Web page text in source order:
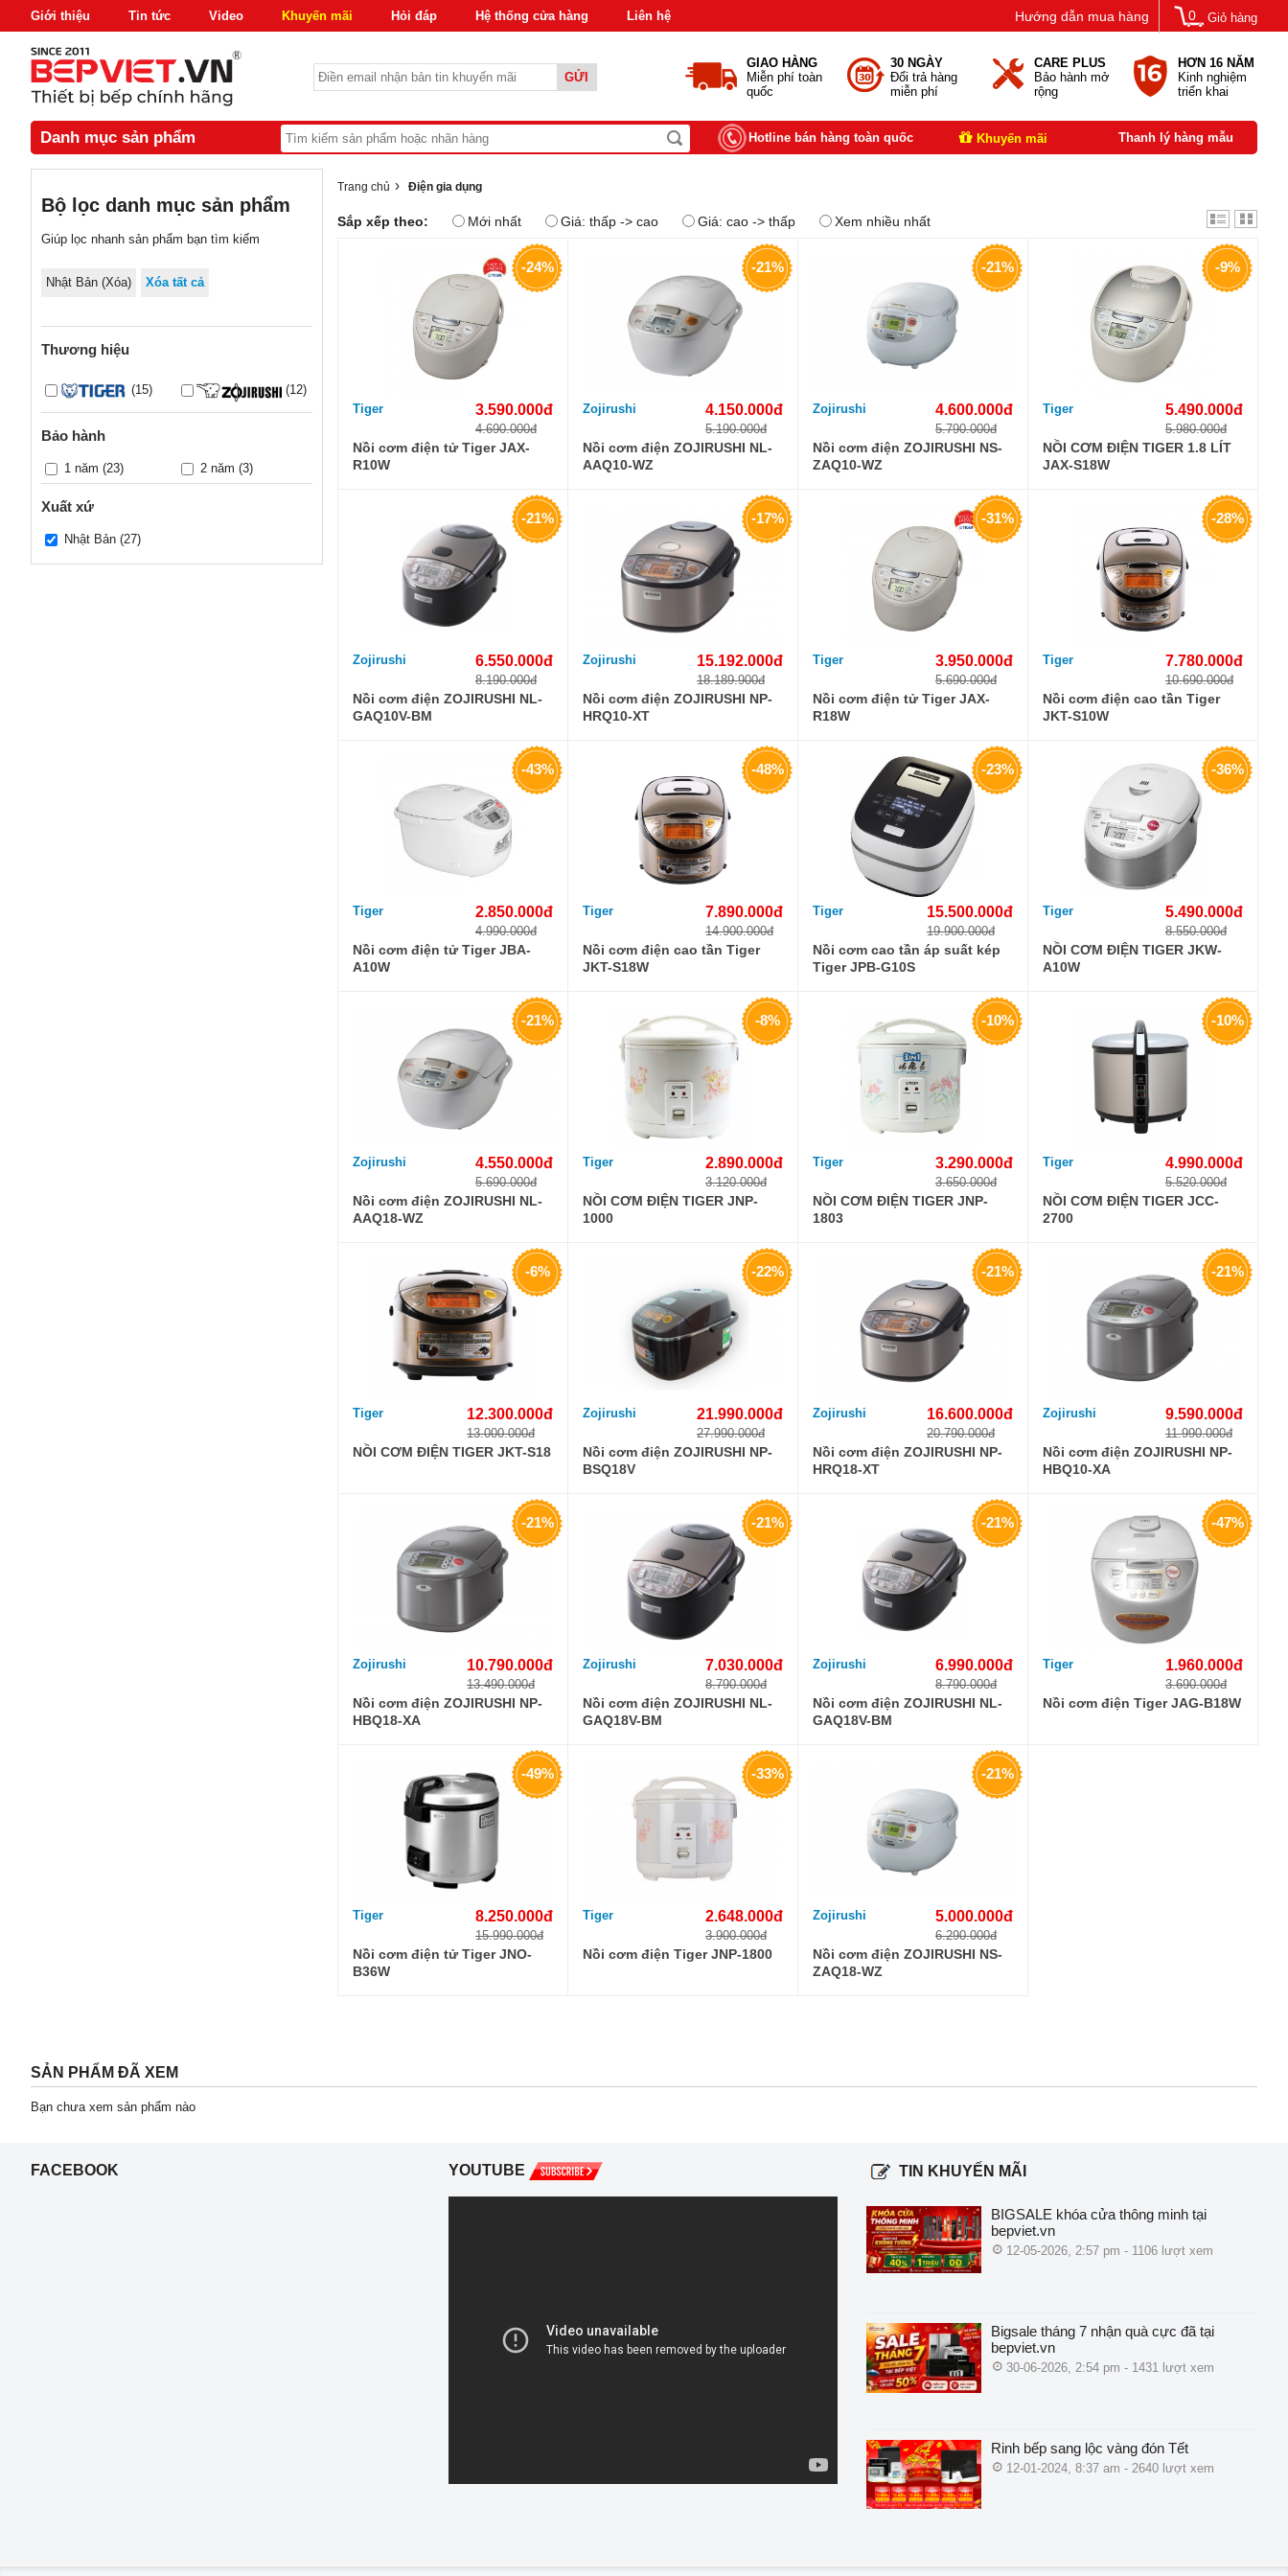
Giới thiệu Tin tức Video Khuyến mãi Hỏi đáp Hệ thống cửa hàng Liên hệ Giỏ hàng
0
Hướng dẫn mua hàng
GỬI
GIAO HÀNG
Miễn phí toàn
quốc
30 NGÀY
Đổi trả hàng
miễn phí
CARE PLUS
Bảo hành mở
rộng
HƠN 16 NĂM
Kinh nghiệm
triển khai
Danh mục sản phẩm Hotline bán hàng toàn quốc Khuyến mãi Thanh lý hàng mẫu
Trang chủ › Điện gia dụng
Sắp xếp theo: Mới nhất Giá: thấp -> cao Giá: cao -> thấp Xem nhiều nhất
-24%
Tiger 3.590.000đ
4.690.000đ
Nồi cơm điện tử Tiger JAX-
R10W
-21%
Zojirushi 4.150.000đ
5.190.000đ
Nồi cơm điện ZOJIRUSHI NL-
AAQ10-WZ
-21%
Zojirushi 4.600.000đ
5.790.000đ
Nồi cơm điện ZOJIRUSHI NS-
ZAQ10-WZ
-9%
Tiger 5.490.000đ
5.980.000đ
NỒI CƠM ĐIỆN TIGER 1.8 LÍT
JAX-S18W
-21%
Zojirushi 6.550.000đ
8.190.000đ
Nồi cơm điện ZOJIRUSHI NL-
GAQ10V-BM
-17%
Zojirushi 15.192.000đ
18.189.900đ
Nồi cơm điện ZOJIRUSHI NP-
HRQ10-XT
-31%
Tiger 3.950.000đ
5.690.000đ
Nồi cơm điện tử Tiger JAX-
R18W
-28%
Tiger 7.780.000đ
10.690.000đ
Nồi cơm điện cao tần Tiger
JKT-S10W
-43%
Tiger 2.850.000đ
4.990.000đ
Nồi cơm điện tử Tiger JBA-
A10W
-48%
Tiger 7.890.000đ
14.900.000đ
Nồi cơm điện cao tần Tiger
JKT-S18W
-23%
Tiger 15.500.000đ
19.900.000đ
Nồi cơm cao tần áp suất kép
Tiger JPB-G10S
-36%
Tiger 5.490.000đ
8.550.000đ
NỒI CƠM ĐIỆN TIGER JKW-
A10W
-21%
Zojirushi 4.550.000đ
5.690.000đ
Nồi cơm điện ZOJIRUSHI NL-
AAQ18-WZ
-8%
Tiger 2.890.000đ
3.120.000đ
NỒI CƠM ĐIỆN TIGER JNP-
1000
-10%
Tiger 3.290.000đ
3.650.000đ
NỒI CƠM ĐIỆN TIGER JNP-
1803
-10%
Tiger 4.990.000đ
5.520.000đ
NỒI CƠM ĐIỆN TIGER JCC-
2700
-6%
Tiger 12.300.000đ
13.000.000đ
NỒI CƠM ĐIỆN TIGER JKT-S18
-22%
Zojirushi 21.990.000đ
27.990.000đ
Nồi cơm điện ZOJIRUSHI NP-
BSQ18V
-21%
Zojirushi 16.600.000đ
20.790.000đ
Nồi cơm điện ZOJIRUSHI NP-
HRQ18-XT
-21%
Zojirushi 9.590.000đ
11.990.000đ
Nồi cơm điện ZOJIRUSHI NP-
HBQ10-XA
-21%
Zojirushi 10.790.000đ
13.490.000đ
Nồi cơm điện ZOJIRUSHI NP-
HBQ18-XA
-21%
Zojirushi 7.030.000đ
8.790.000đ
Nồi cơm điện ZOJIRUSHI NL-
GAQ18V-BM
-21%
Zojirushi 6.990.000đ
8.790.000đ
Nồi cơm điện ZOJIRUSHI NL-
GAQ18V-BM
-47%
Tiger 1.960.000đ
3.690.000đ
Nồi cơm điện Tiger JAG-B18W
-49%
Tiger 8.250.000đ
15.990.000đ
Nồi cơm điện tử Tiger JNO-
B36W
-33%
Tiger 2.648.000đ
3.900.000đ
Nồi cơm điện Tiger JNP-1800
-21%
Zojirushi 5.000.000đ
6.290.000đ
Nồi cơm điện ZOJIRUSHI NS-
ZAQ18-WZ
Bộ lọc danh mục sản phẩm
Giúp lọc nhanh sản phẩm bạn tìm kiếm
Nhật Bản (Xóa) Xóa tất cả
Thương hiệu
(15) (12)
Bảo hành
1 năm (23) 2 năm (3)
Xuất xứ
Nhật Bản (27)
SẢN PHẨM ĐÃ XEM
Bạn chưa xem sản phẩm nào
FACEBOOK YOUTUBE TIN KHUYẾN MÃI
BIGSALE khóa cửa thông minh tại
bepviet.vn
12-05-2026, 2:57 pm - 1106 lượt xem
Bigsale tháng 7 nhận quà cực đã tại
bepviet.vn
30-06-2026, 2:54 pm - 1431 lượt xem
Rinh bếp sang lộc vàng đón Tết
12-01-2024, 8:37 am - 2640 lượt xem